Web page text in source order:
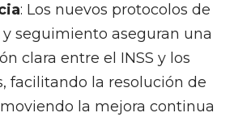
: Los nuevos protocolos de
seguimiento aseguran una
clara entre el INSS y los
facilitando la resolución de
la mejora continua